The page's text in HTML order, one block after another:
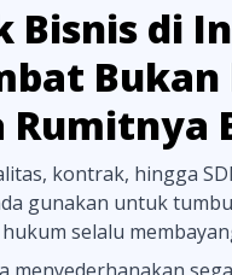
Bisnis di
Rumitnya
kontrak, hingga
gunakan untuk
selalu
menyederhanakan